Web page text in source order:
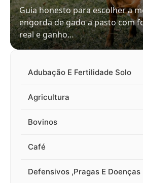
Guia honesto para escolher a
engorda de gado a pasto com
real e ganho…
Adubação E Fertilidade Solo
Agricultura
Bovinos
Café
Defensivos ,Pragas E Doenças